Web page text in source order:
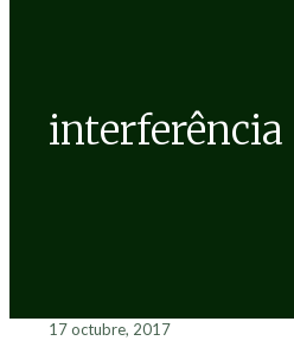
interferência
17 octubre, 2017